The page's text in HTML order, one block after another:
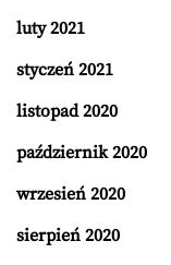
luty 2021
styczeń 2021
listopad 2020
październik 2020
wrzesień 2020
sierpień 2020